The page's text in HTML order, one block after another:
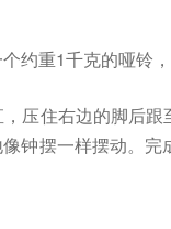
约重1千克的哑铃，
压住右边的脚后
钟摆一样摆动。完